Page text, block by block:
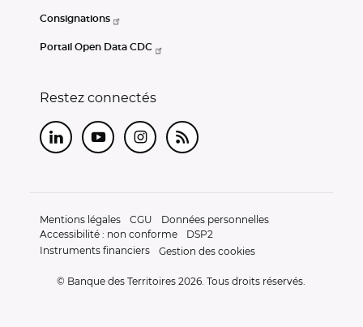
Consignations
Portail Open Data CDC
Restez connectés
LinkedInYoutubeInstagram
RSS
Mentions légales CGU
Données personnelles
Accessibilité : non conforme
DSP2
Instruments financiers
Gestion des cookies
© Banque des Territoires 2026. Tous droits réservés.